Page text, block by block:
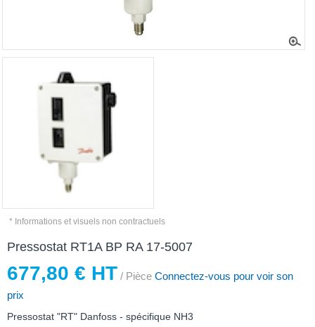
* Informations et visuels non contractuels
Pressostat RT1A BP RA 17-5007
677,80 € HT / Pièce Connectez-vous pour voir son
prix
Pressostat "RT" Danfoss - spécifique NH3